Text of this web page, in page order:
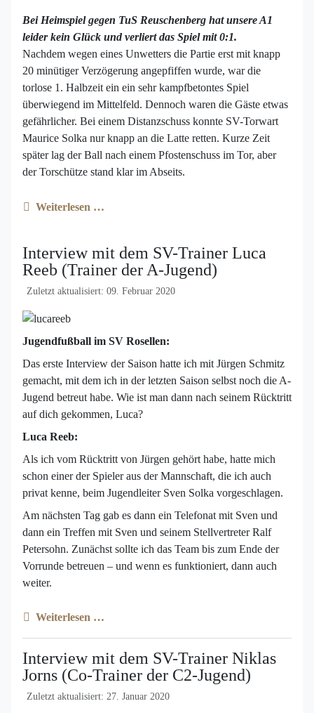
Bei Heimspiel gegen TuS Reuschenberg hat unsere A1
leider kein Glück und verliert das Spiel mit 0:1.
Nachdem wegen eines Unwetters die Partie erst mit knapp
20 minütiger Verzögerung angepfiffen wurde, war die
torlose 1. Halbzeit ein ein sehr kampfbetontes Spiel
überwiegend im Mittelfeld. Dennoch waren die Gäste etwas
gefährlicher. Bei einem Distanzschuss konnte SV-Torwart
Maurice Solka nur knapp an die Latte retten. Kurze Zeit
später lag der Ball nach einem Pfostenschuss im Tor, aber
der Torschütze stand klar im Abseits.
Weiterlesen …
Interview mit dem SV-Trainer Luca
Reeb (Trainer der A-Jugend)
Zuletzt aktualisiert: 09. Februar 2020
Jugendfußball im SV Rosellen:
Das erste Interview der Saison hatte ich mit Jürgen Schmitz
gemacht, mit dem ich in der letzten Saison selbst noch die A-
Jugend betreut habe. Wie ist man dann nach seinem Rücktritt
auf dich gekommen, Luca?
Luca Reeb:
Als ich vom Rücktritt von Jürgen gehört habe, hatte mich
schon einer der Spieler aus der Mannschaft, die ich auch
privat kenne, beim Jugendleiter Sven Solka vorgeschlagen.
Am nächsten Tag gab es dann ein Telefonat mit Sven und
dann ein Treffen mit Sven und seinem Stellvertreter Ralf
Petersohn. Zunächst sollte ich das Team bis zum Ende der
Vorrunde betreuen – und wenn es funktioniert, dann auch
weiter.
Weiterlesen …
Interview mit dem SV-Trainer Niklas
Jorns (Co-Trainer der C2-Jugend)
Zuletzt aktualisiert: 27. Januar 2020